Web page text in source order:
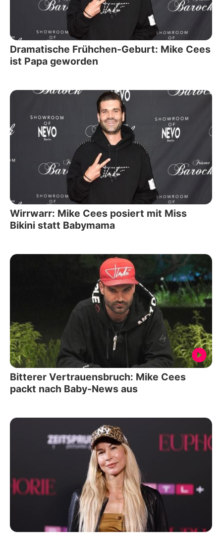
Dramatische Frühchen-Geburt: Mike Cees
ist Papa geworden
Wirrwarr: Mike Cees posiert mit Miss
Bikini statt Babymama
Bitterer Vertrauensbruch: Mike Cees
packt nach Baby-News aus